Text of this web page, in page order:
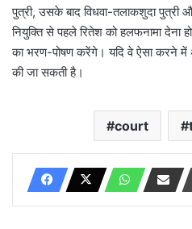
पुत्री, उसके बाद विधवा-तलाकशुदा पुत्री
नियुक्ति से पहले रितेश को हलफनामा देना
का भरण-पोषण करेंगे। यदि वे ऐसा करने में
की जा सकती है।
court